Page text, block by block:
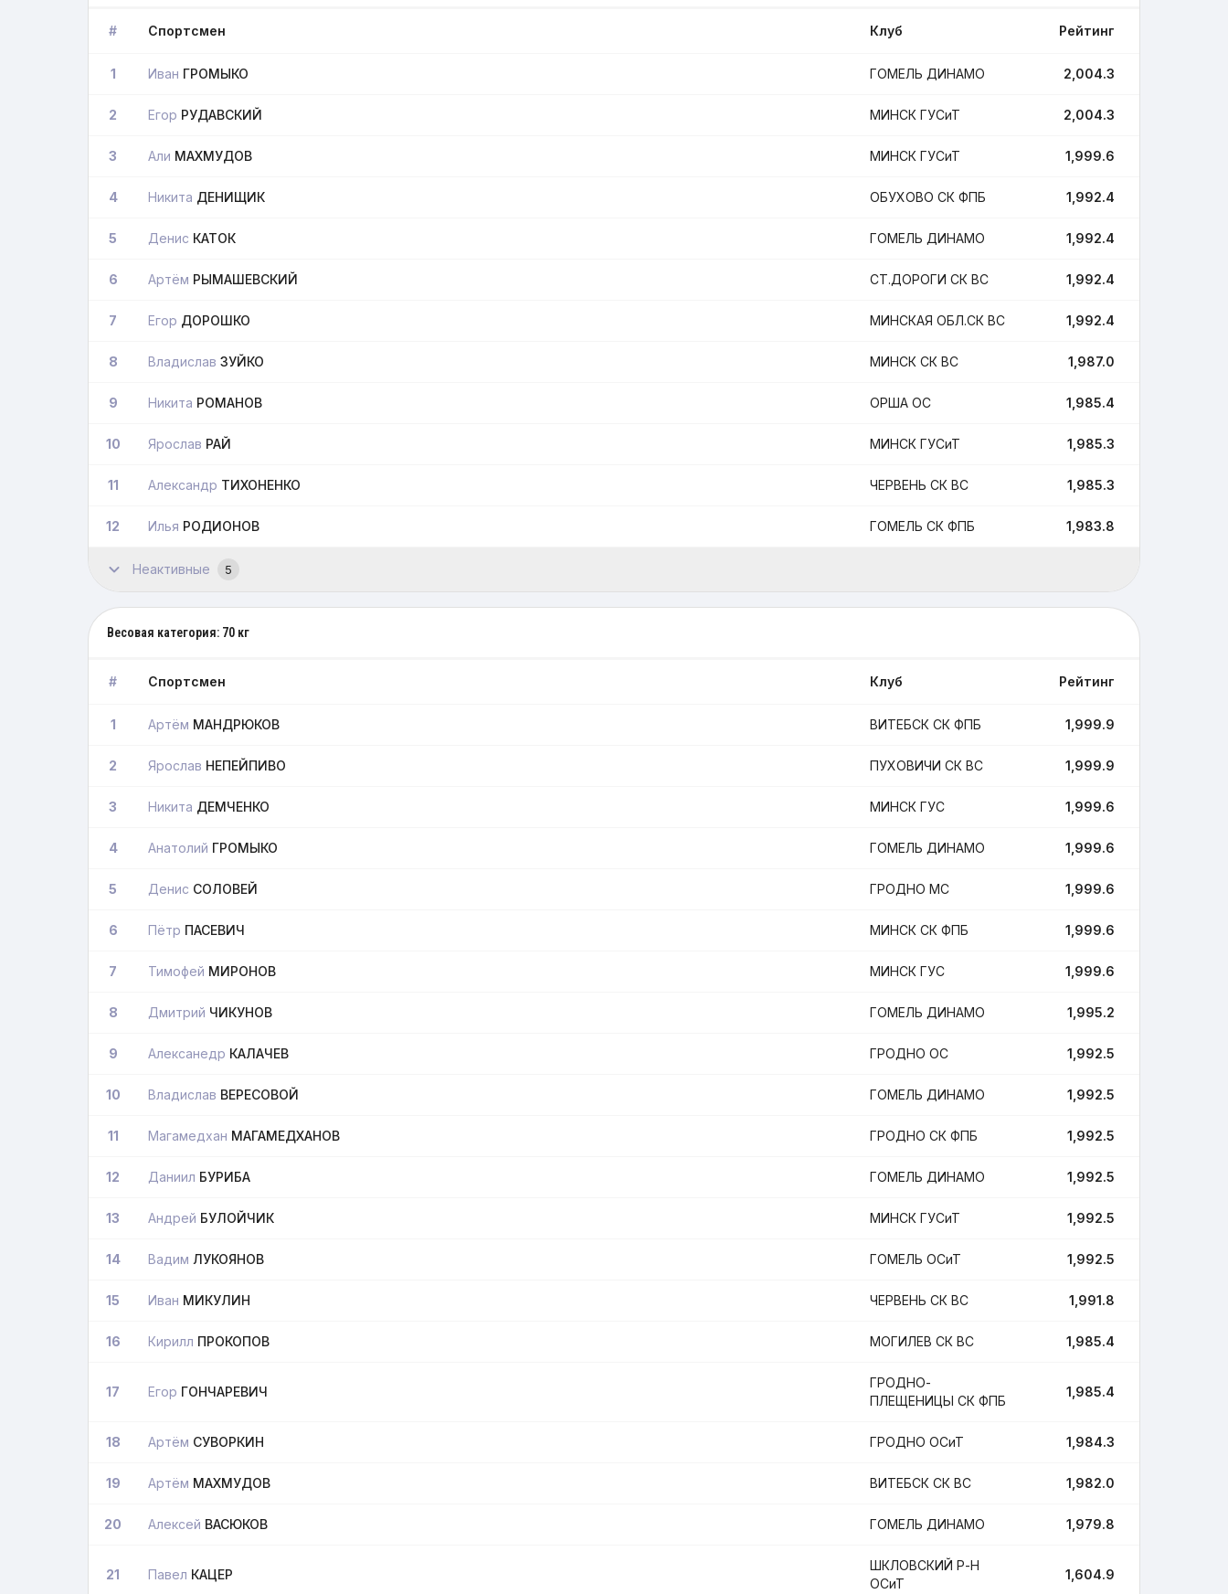
# Спортсмен Клуб Рейтинг
1 Иван ГРОМЫКО ГОМЕЛЬ ДИНАМО 2,004.3
2 Егор РУДАВСКИЙ МИНСК ГУСиТ 2,004.3
3 Али МАХМУДОВ МИНСК ГУСиТ 1,999.6
4 Никита ДЕНИЩИК ОБУХОВО СК ФПБ 1,992.4
5 Денис КАТОК ГОМЕЛЬ ДИНАМО 1,992.4
6 Артём РЫМАШЕВСКИЙ СТ.ДОРОГИ СК ВС 1,992.4
7 Егор ДОРОШКО МИНСКАЯ ОБЛ.СК ВС 1,992.4
8 Владислав ЗУЙКО МИНСК СК ВС 1,987.0
9 Никита РОМАНОВ ОРША ОС 1,985.4
10 Ярослав РАЙ МИНСК ГУСиТ 1,985.3
11 Александр ТИХОНЕНКО ЧЕРВЕНЬ СК ВС 1,985.3
12 Илья РОДИОНОВ ГОМЕЛЬ СК ФПБ 1,983.8
Неактивные 5
Весовая категория: 70 кг
# Спортсмен Клуб Рейтинг
1 Артём МАНДРЮКОВ ВИТЕБСК СК ФПБ 1,999.9
2 Ярослав НЕПЕЙПИВО ПУХОВИЧИ СК ВС 1,999.9
3 Никита ДЕМЧЕНКО МИНСК ГУС 1,999.6
4 Анатолий ГРОМЫКО ГОМЕЛЬ ДИНАМО 1,999.6
5 Денис СОЛОВЕЙ ГРОДНО МС 1,999.6
6 Пётр ПАСЕВИЧ МИНСК СК ФПБ 1,999.6
7 Тимофей МИРОНОВ МИНСК ГУС 1,999.6
8 Дмитрий ЧИКУНОВ ГОМЕЛЬ ДИНАМО 1,995.2
9 Алексанедр КАЛАЧЕВ ГРОДНО ОС 1,992.5
10 Владислав ВЕРЕСОВОЙ ГОМЕЛЬ ДИНАМО 1,992.5
11 Магамедхан МАГАМЕДХАНОВ ГРОДНО СК ФПБ 1,992.5
12 Даниил БУРИБА ГОМЕЛЬ ДИНАМО 1,992.5
13 Андрей БУЛОЙЧИК МИНСК ГУСиТ 1,992.5
14 Вадим ЛУКОЯНОВ ГОМЕЛЬ ОСиТ 1,992.5
15 Иван МИКУЛИН ЧЕРВЕНЬ СК ВС 1,991.8
16 Кирилл ПРОКОПОВ МОГИЛЕВ СК ВС 1,985.4
17 Егор ГОНЧАРЕВИЧ
ГРОДНО-
ПЛЕЩЕНИЦЫ СК ФПБ
1,985.4
18 Артём СУВОРКИН ГРОДНО ОСиТ 1,984.3
19 Артём МАХМУДОВ ВИТЕБСК СК ВС 1,982.0
20 Алексей ВАСЮКОВ ГОМЕЛЬ ДИНАМО 1,979.8
21 Павел КАЦЕР
ШКЛОВСКИЙ Р-Н
ОСиТ
1,604.9